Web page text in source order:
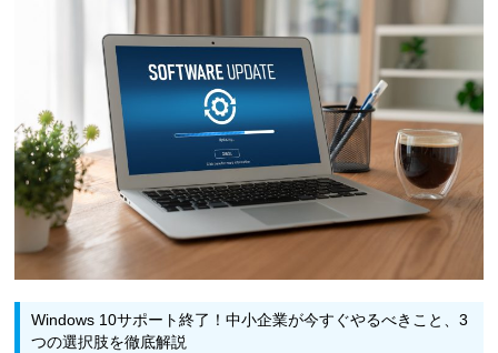
Windows 10サポート終了！中小企業が今すぐやるべきこと、3
つの選択肢を徹底解説